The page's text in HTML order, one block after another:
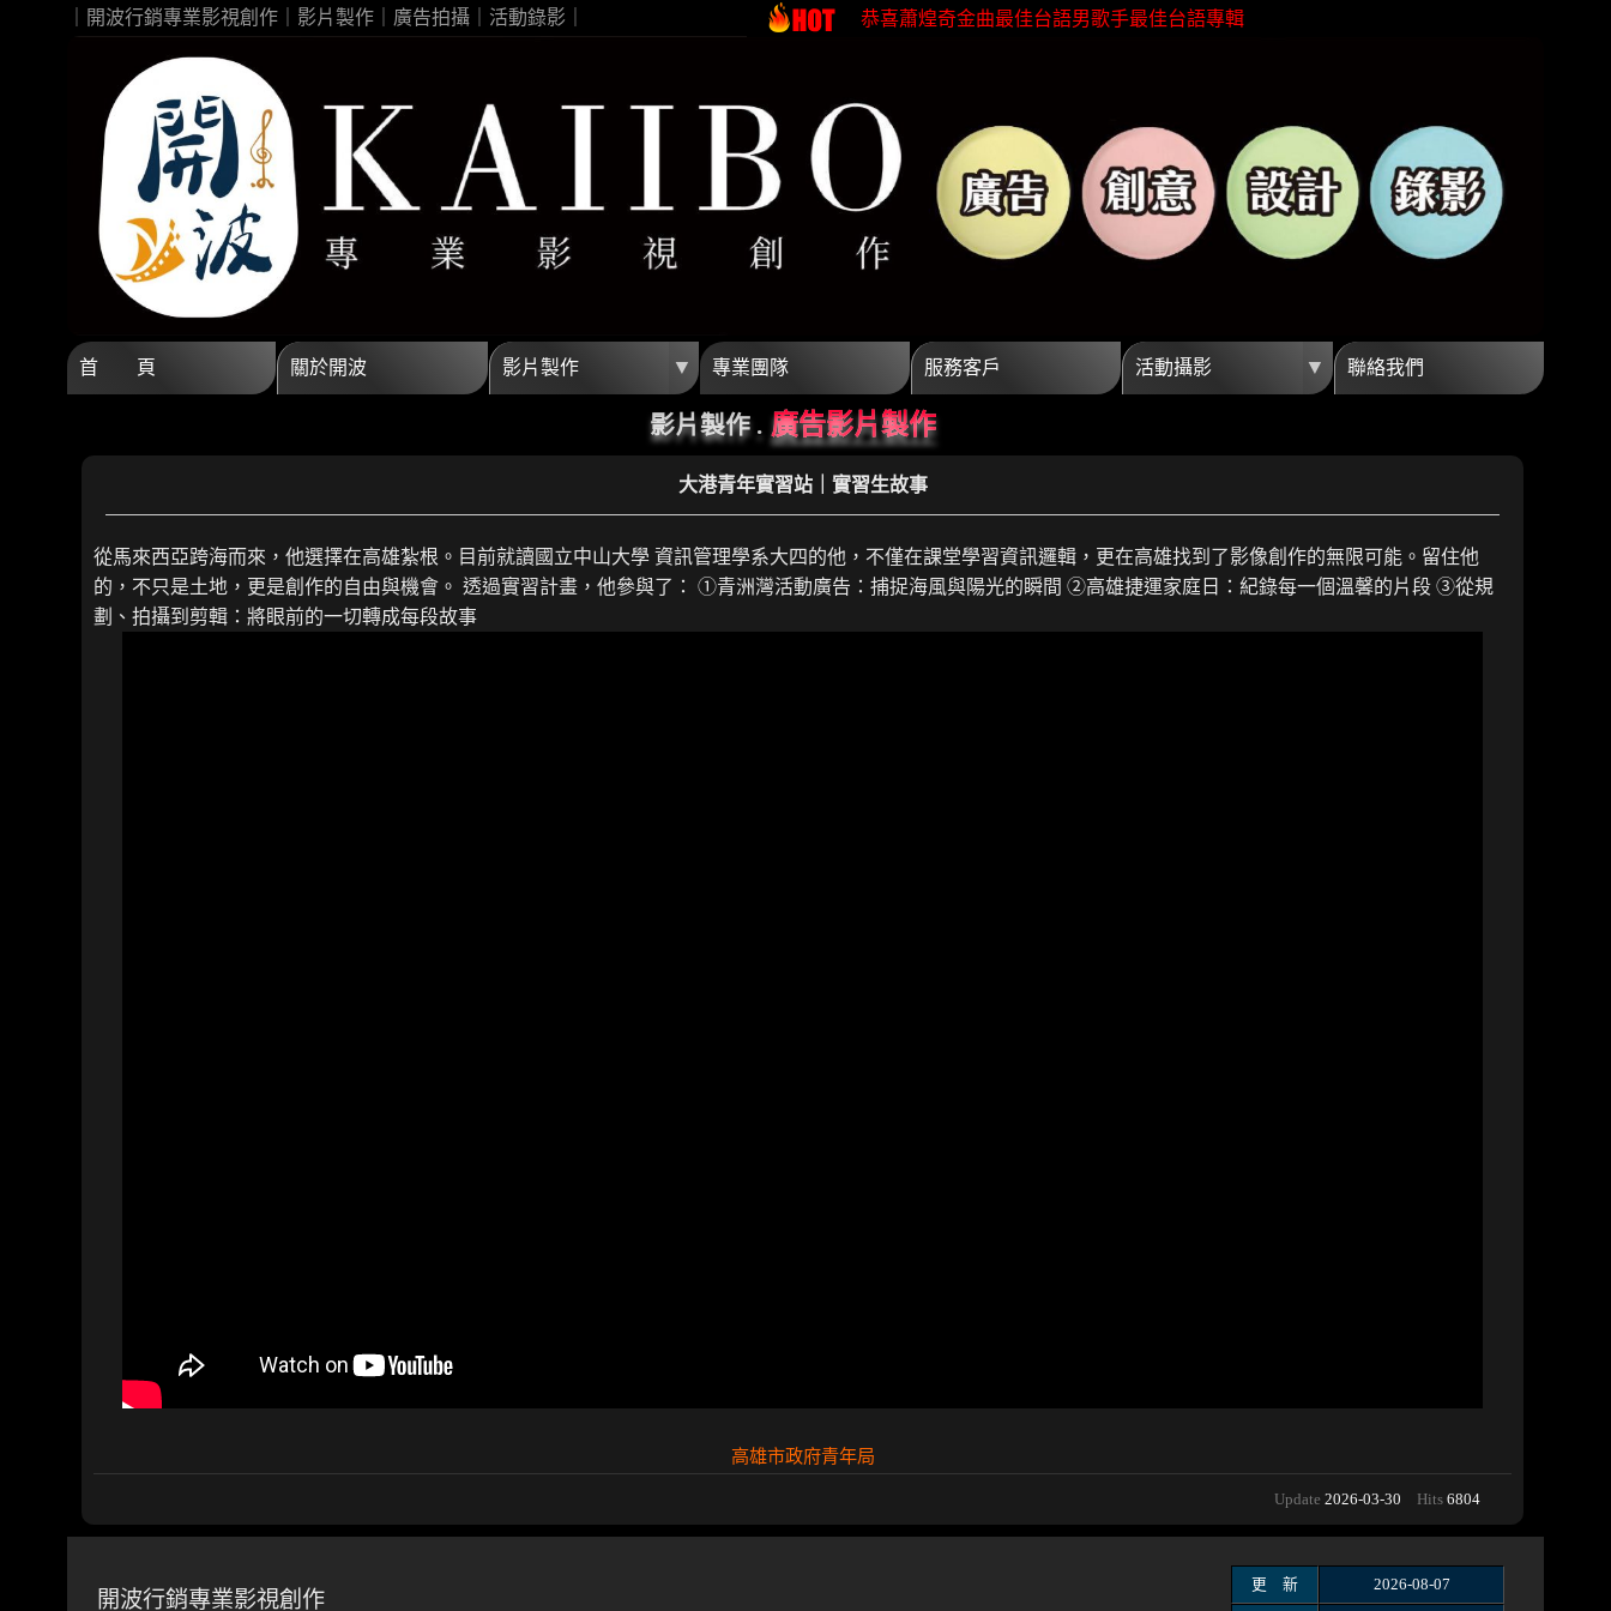
｜開波行銷專業影視創作｜影片製作｜廣告拍攝｜活動錄影｜
恭喜蕭煌奇金曲最佳台語男歌手最佳台語專輯
恭喜96分鐘榮獲第62屆金馬獎最佳視覺效果
開波行銷專業影片製作 企劃創意高觀看短影音
高雄影片製作首選開波行銷最佳視覺團隊夥伴
恭喜蕭煌奇金曲最佳台語男歌手最佳台語專輯
恭喜96分鐘榮獲第62屆金馬獎最佳視覺效果
開波行銷專業影片製作 企劃創意高觀看短影音
首 頁 關於開波 影片製作 ▼ 專業團隊 服務客戶 活動攝影 ▼ 聯絡我們
影片製作 . 廣告影片製作
大港青年實習站｜實習生故事
從馬來西亞跨海而來，他選擇在高雄紮根。目前就讀國立中山大學 資訊管理學系大四的他，不僅在課堂學習資訊邏輯，更在高雄找到了影像創作的無限可能。留住他
的，不只是土地，更是創作的自由與機會。 透過實習計畫，他參與了： ➀青洲灣活動廣告：捕捉海風與陽光的瞬間 ➁高雄捷運家庭日：紀錄每一個溫馨的片段 ➂從規
劃、拍攝到剪輯：將眼前的一切轉成每段故事
高雄市政府青年局
Update2026-03-30 Hits6804
開波行銷專業影視創作
更 新 2026-08-07